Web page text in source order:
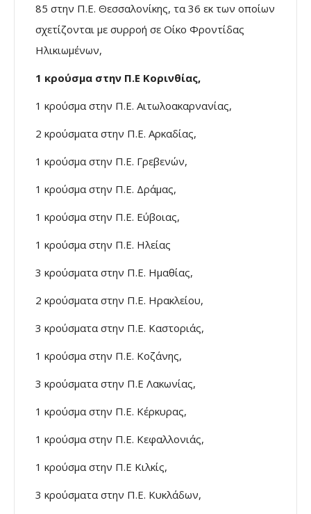
85 στην Π.Ε. Θεσσαλονίκης, τα 36 εκ των οποίων
σχετίζονται με συρροή σε Οίκο Φροντίδας
Ηλικιωμένων,
1 κρούσμα στην Π.Ε Κορινθίας,
1 κρούσμα στην Π.Ε. Αιτωλοακαρνανίας,
2 κρούσματα στην Π.Ε. Αρκαδίας,
1 κρούσμα στην Π.Ε. Γρεβενών,
1 κρούσμα στην Π.Ε. Δράμας,
1 κρούσμα στην Π.Ε. Εύβοιας,
1 κρούσμα στην Π.Ε. Ηλείας
3 κρούσματα στην Π.Ε. Ημαθίας,
2 κρούσματα στην Π.Ε. Ηρακλείου,
3 κρούσματα στην Π.Ε. Καστοριάς,
1 κρούσμα στην Π.Ε. Κοζάνης,
3 κρούσματα στην Π.Ε Λακωνίας,
1 κρούσμα στην Π.Ε. Κέρκυρας,
1 κρούσμα στην Π.Ε. Κεφαλλονιάς,
1 κρούσμα στην Π.Ε Κιλκίς,
3 κρούσματα στην Π.Ε. Κυκλάδων,